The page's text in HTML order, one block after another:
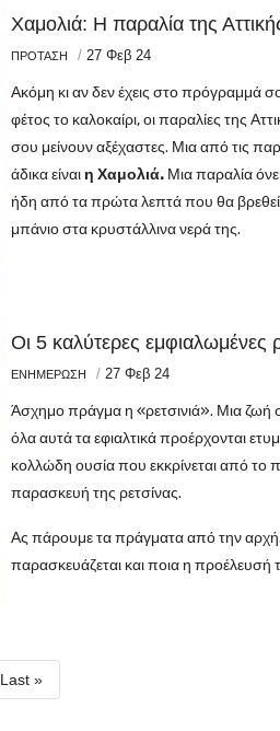
Χαμολιά: Η παραλία της
ΠΡΟΤΑΣΗ / 27 Φεβ 24
Ακόμη κι αν δεν έχεις στο πρόγραμμά
φέτος το καλοκαίρι, οι παραλίες της
σου μείνουν αξέχαστες. Μια από τις
άδικα είναιη Χαμολιά. Μια παραλία
ήδη από τα πρώτα λεπτά που θα
μπάνιο στα κρυστάλλινα νερά της.
Οι 5 καλύτερες εμφιαλωμένες
ΕΝΗΜΕΡΩΣΗ / 27 Φεβ 24
Άσχημο πράγμα η «ρετσινιά». Μια ζωή
όλα αυτά τα εφιαλτικά προέρχονται
κολλώδη ουσία που εκκρίνεται από το
παρασκευή της ρετσίνας.
Ας πάρουμε τα πράγματα από την αρχή.
παρασκευάζεται και ποια η προέλευσή
Last
Last »